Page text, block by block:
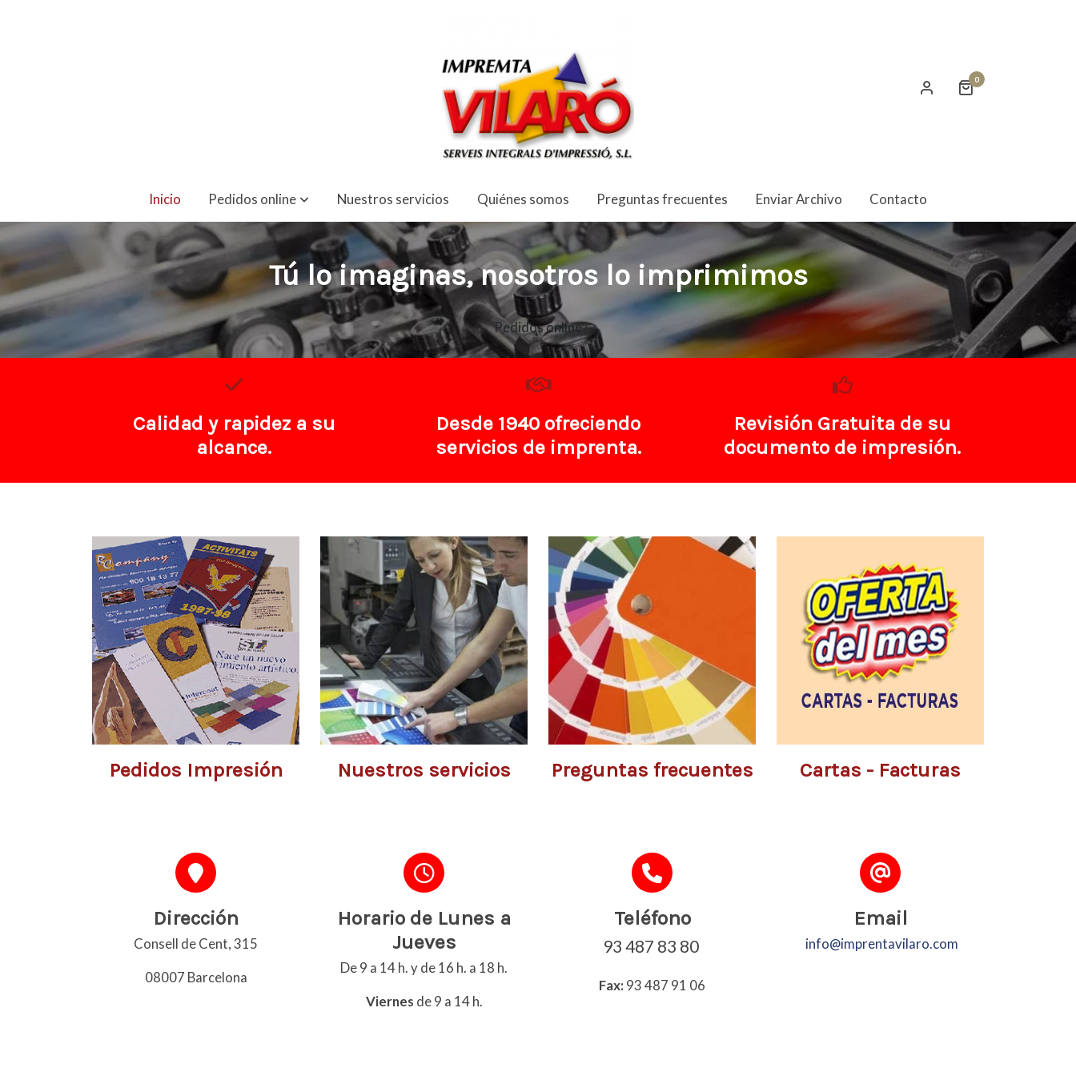
0
Inicio Pedidos online Nuestros servicios Quiénes somos Preguntas frecuentes Enviar Archivo Contacto
IMPRENTA VILARÓ
Tú lo imaginas, nosotros lo imprimimos
Pedidos online
Calidad y rapidez a su
alcance.
Desde 1940 ofreciendo
servicios de imprenta.
Revisión Gratuita de su
documento de impresión.
Pedidos Impresión Nuestros servicios Preguntas frecuentes Cartas - Facturas
Dirección
Consell de Cent, 315
08007 Barcelona
Horario de Lunes a
Jueves
De 9 a 14 h. y de 16 h. a 18 h.
Viernes de 9 a 14 h.
Teléfono
93 487 83 80
Fax: 93 487 91 06
Email
info@imprentavilaro.com